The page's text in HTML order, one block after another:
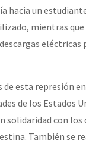
hacia un
mientras que
eléctricas
de esta represión
de los Estados
solidaridad con los
También se